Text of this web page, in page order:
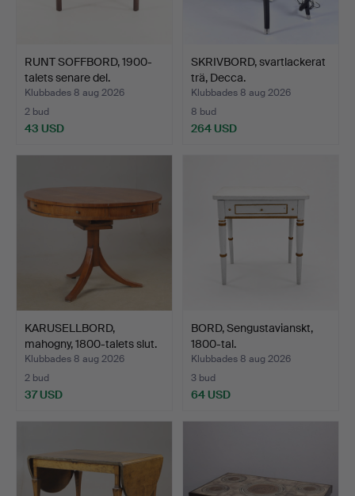
RUNT SOFFBORD, 1900-
talets senare del.
Klubbades 8 aug 2026
2 bud
43 USD
SKRIVBORD, svartlackerat
trä, Decca.
Klubbades 8 aug 2026
8 bud
264 USD
KARUSELLBORD,
mahogny, 1800-talets slut.
Klubbades 8 aug 2026
2 bud
37 USD
BORD, Sengustavianskt,
1800-tal.
Klubbades 8 aug 2026
3 bud
64 USD